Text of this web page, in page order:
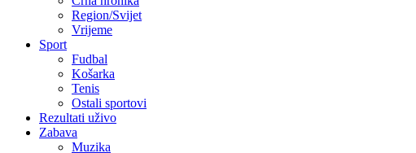
Region/Svijet
Vrijeme
Sport
Fudbal
Košarka
Tenis
Ostali sportovi
Rezultati uživo
Zabava
Muzika